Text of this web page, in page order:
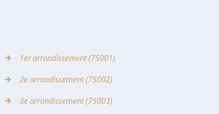
1er arrondissement (75001)
2e arrondissement (75002)
3e arrondissement (75003)